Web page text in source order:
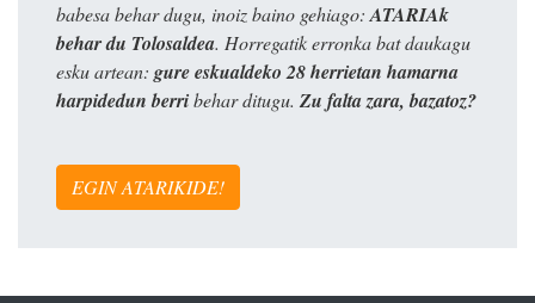
babesa behar dugu, inoiz baino gehiago: ATARIAk
behar du Tolosaldea. Horregatik erronka bat daukagu
esku artean: gure eskualdeko 28 herrietan hamarna
harpidedun berribehar ditugu. Zu falta zara, bazatoz?
EGIN ATARIKIDE!